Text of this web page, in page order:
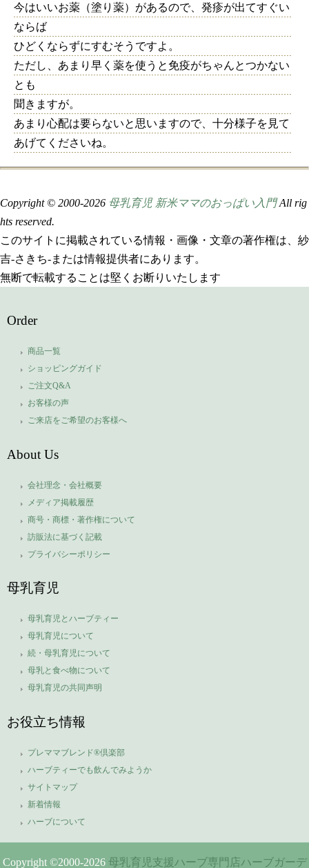
今はいいお薬（塗り薬）があるので、発疹が出てすぐい
ならば
ひどくならずにすむそうですよ。
ただし、あまり早く薬を使うと免疫がちゃんとつかない
とも
聞きますが。
あまり心配は要らないと思いますので、十分様子を見て
あげてくださいね。
Copyright © 2000-2026 母乳育児 新米ママのおっぱい入門All rig
hts reserved.
このサイトに掲載されている情報・画像・文章の著作権は、紗
吉-さきち-または情報提供者にあります。
無断で転載することは堅くお断りいたします
Order
商品一覧
ショッピングガイド
ご注文Q&A
お客様の声
ご来店をご希望のお客様へ
About Us
会社理念・会社概要
メディア掲載履歴
商号・商標・著作権について
訪販法に基づく記載
プライバシーポリシー
母乳育児
母乳育児とハーブティー
母乳育児について
続・母乳育児について
母乳と食べ物について
母乳育児の共同声明
お役立ち情報
プレママブレンド®倶楽部
ハーブティーでも飲んでみようか
サイトマップ
新着情報
ハーブについて
Copyright ©2000-2026 母乳育児支援ハーブ専門店ハーブガーデ